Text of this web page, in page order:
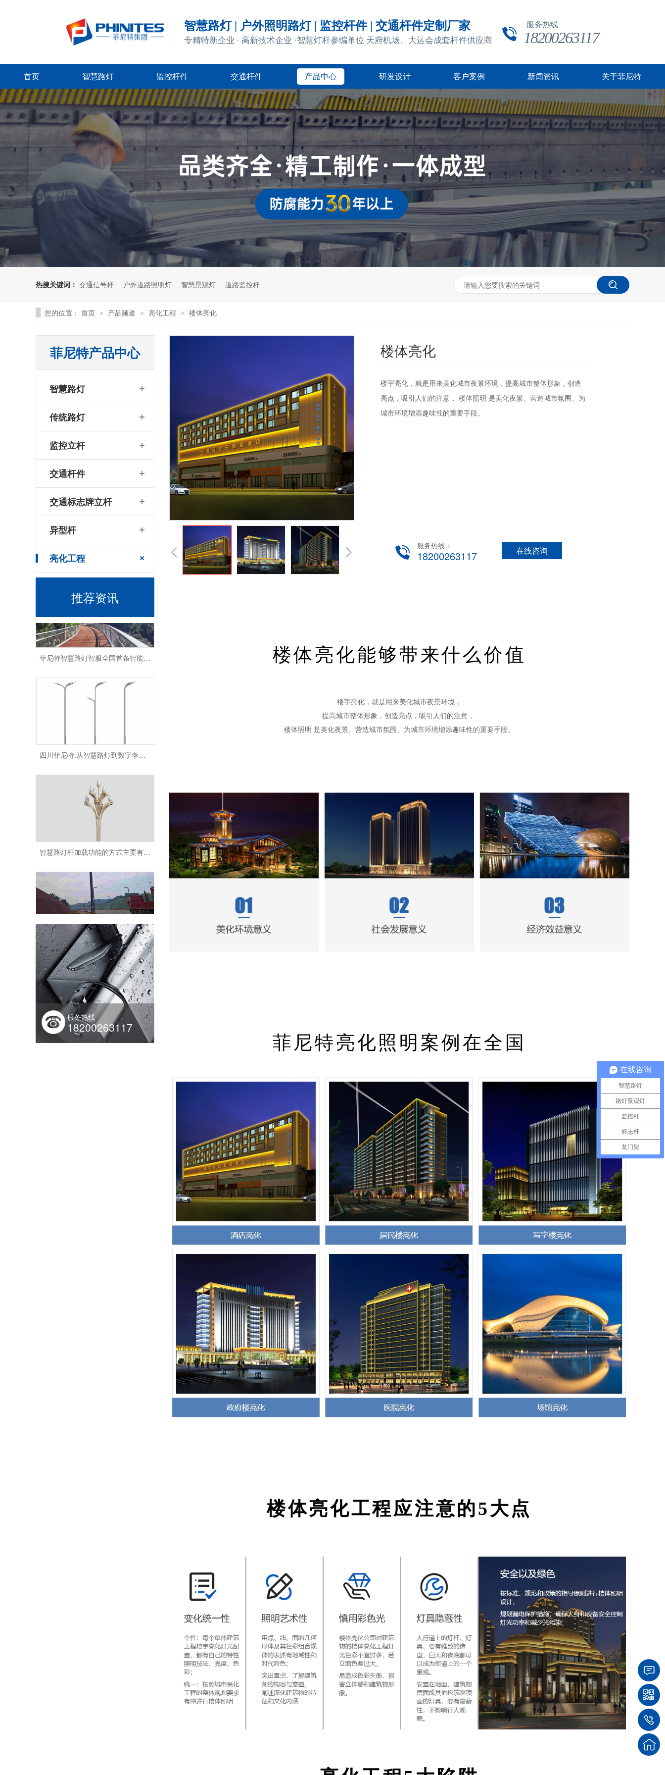
智慧路灯 | 户外照明路灯 | 监控杆件 | 交通杆件定制厂家
专精特新企业 · 高新技术企业 ·智慧灯杆参编单位 天府机场、大运会成套杆件供应商
服务热线
18200263117
首页 智慧路灯 监控杆件 交通杆件 产品中心 研发设计 客户案例 新闻资讯 关于菲尼特
热搜关键词： 交通信号杆 户外道路照明灯 智慧景观灯 道路监控杆
您的位置： 首页 > 产品频道 > 亮化工程 > 楼体亮化
楼体亮化
楼宇亮化，就是用来美化城市夜景环境，提高城市整体形象，创造
亮点，吸引人们的注意， 楼体照明 是美化夜景、营造城市氛围、为
城市环境增添趣味性的重要手段。
服务热线：
18200263117 在线咨询
楼体亮化能够带来什么价值
楼宇亮化，就是用来美化城市夜景环境，
提高城市整体形象，创造亮点，吸引人们的注意，
楼体照明 是美化夜景、营造城市氛围、为城市环境增添趣味性的重要手段。
菲尼特亮化照明案例在全国
楼体亮化工程应注意的5大点
菲尼特产品中心
智慧路灯
传统路灯
监控立杆
交通杆件
交通标志牌立杆
异型杆
亮化工程
推荐资讯
什么是智慧路灯，和智能路灯有有什么区别
菲尼特智慧路灯“揽月”赋能都江堰 打造数字化特色智慧景区
菲尼特智慧路灯智服全国首条智能健康步道-珠海景山道
路灯杆的材质怎么选择？有哪些考虑因素？
2025菲尼特开工大吉!
服务热线
18200263117
在线咨询
智慧路灯
路灯景观灯
监控杆
标志杆
龙门架